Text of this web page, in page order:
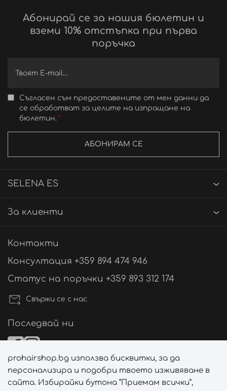
Абонирай се за нашия бюлетин и
вземи 10% отстъпка при първа
поръчка
Съгласен съм предоставените от мен данни да
се обработват за целите на изпращане на
бюлетин.
АБОНИРАМ СЕ
SELENA ES
За клиенти
Контакти
Консултация +359 894 474 946
Статус на поръчки +359 893 312 174
Свържи се с нас
Последвай ни
Начини на плащане
prohairshop.bg използва бисквитки, за да
персонализира и подобри твоето изживяване в
сайта. Избирайки бутона “Приемам всички”,